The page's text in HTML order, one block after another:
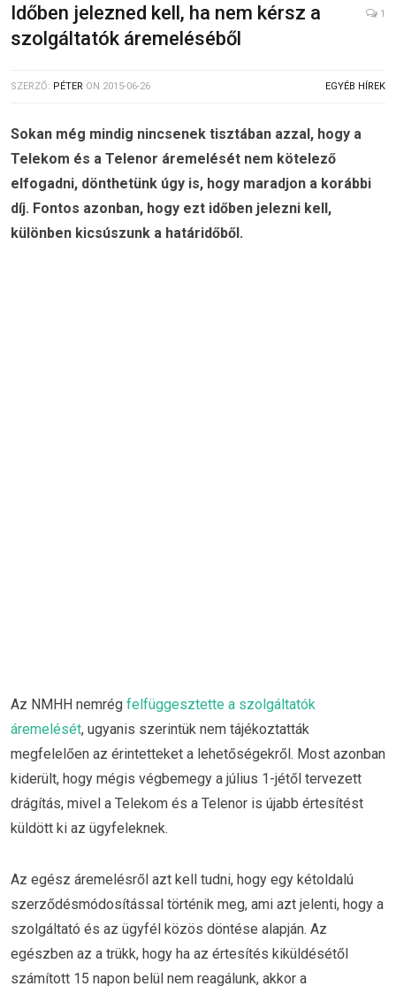
Időben jelezned kell, ha nem kérsz a
szolgáltatók áremeléséből
1
SZERZŐ: PÉTER ON 2015-06-26 EGYÉB HÍREK
Sokan még mindig nincsenek tisztában azzal, hogy a
Telekom és a Telenor áremelését nem kötelező
elfogadni, dönthetünk úgy is, hogy maradjon a korábbi
díj. Fontos azonban, hogy ezt időben jelezni kell,
különben kicsúszunk a határidőből.
Az NMHH nemrég felfüggesztette a szolgáltatók
áremelését, ugyanis szerintük nem tájékoztatták
megfelelően az érintetteket a lehetőségekről. Most azonban
kiderült, hogy mégis végbemegy a július 1-jétől tervezett
drágítás, mivel a Telekom és a Telenor is újabb értesítést
küldött ki az ügyfeleknek.
Az egész áremelésről azt kell tudni, hogy egy kétoldalú
szerződésmódosítással történik meg, ami azt jelenti, hogy a
szolgáltató és az ügyfél közös döntése alapján. Az
egészben az a trükk, hogy ha az értesítés kiküldésétől
számított 15 napon belül nem reagálunk, akkor a